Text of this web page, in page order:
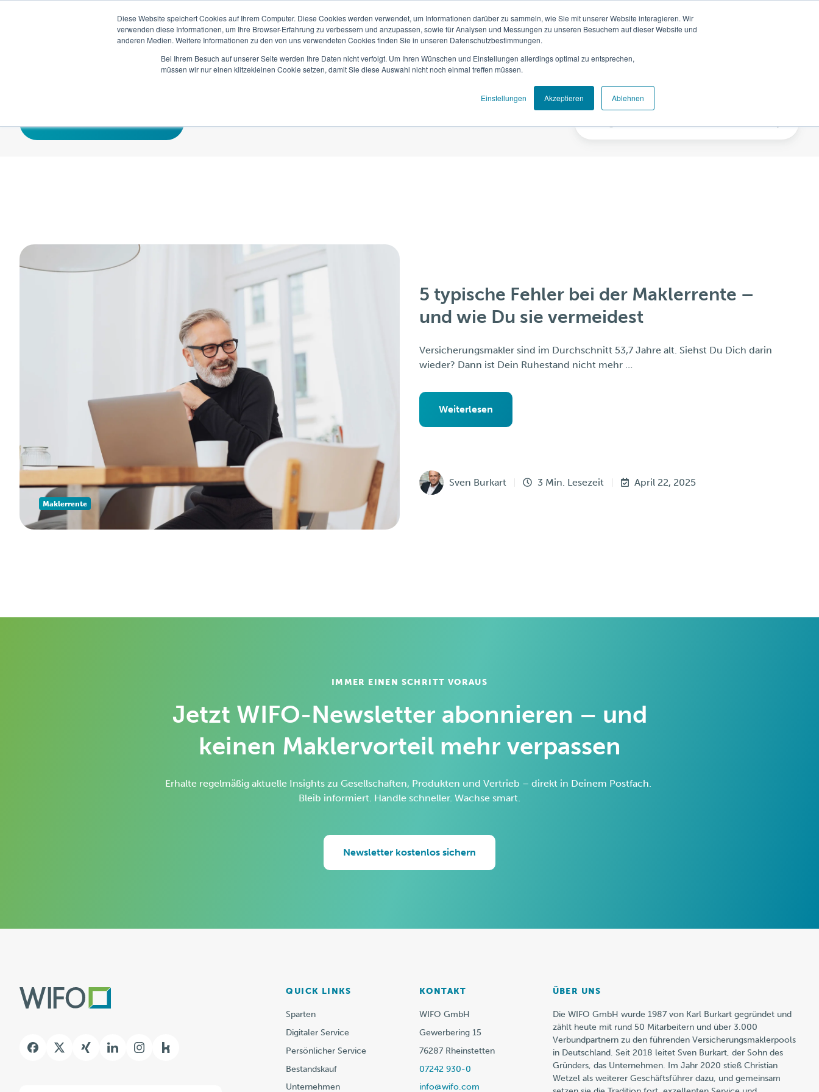
Diese Website speichert Cookies auf Ihrem Computer. Diese Cookies werden verwendet, um Informationen darüber zu sammeln, wie Sie mit unserer Website interagieren. Wir
verwenden diese Informationen, um Ihre Browser-Erfahrung zu verbessern und anzupassen, sowie für Analysen und Messungen zu unseren Besuchern auf dieser Website und
anderen Medien. Weitere Informationen zu den von uns verwendeten Cookies finden Sie in unseren Datenschutzbestimmungen.
Bei Ihrem Besuch auf unserer Seite werden Ihre Daten nicht verfolgt. Um Ihren Wünschen und Einstellungen allerdings optimal zu entsprechen,
müssen wir nur einen klitzekleinen Cookie setzen, damit Sie diese Auswahl nicht noch einmal treffen müssen.
Einstellungen Akzeptieren Ablehnen
Sparten Digitaler Service Persönlicher Service Unternehmen
Maklerrente
5 typische Fehler bei der Maklerrente –
und wie Du sie vermeidest
Versicherungsmakler sind im Durchschnitt 53,7 Jahre alt. Siehst Du Dich darin
wieder? Dann ist Dein Ruhestand nicht mehr …
Weiterlesen
Sven Burkart 3 Min. Lesezeit April 22, 2025
IMMER EINEN SCHRITT VORAUS
Jetzt WIFO-Newsletter abonnieren – und
keinen Maklervorteil mehr verpassen
Erhalte regelmäßig aktuelle Insights zu Gesellschaften, Produkten und Vertrieb – direkt in Deinem Postfach.
Bleib informiert. Handle schneller. Wachse smart.
Newsletter kostenlos sichern
Kununu
QUICK LINKS
Sparten
Digitaler Service
Persönlicher Service
Bestandskauf
Unternehmen
KONTAKT
WIFO GmbH
Gewerbering 15
76287 Rheinstetten
07242 930-0
info@wifo.com
ÜBER UNS
Die WIFO GmbH wurde 1987 von Karl Burkart gegründet und
zählt heute mit rund 50 Mitarbeitern und über 3.000
Verbundpartnern zu den führenden Versicherungsmaklerpools
in Deutschland. Seit 2018 leitet Sven Burkart, der Sohn des
Gründers, das Unternehmen. Im Jahr 2020 stieß Christian
Wetzel als weiterer Geschäftsführer dazu, und gemeinsam